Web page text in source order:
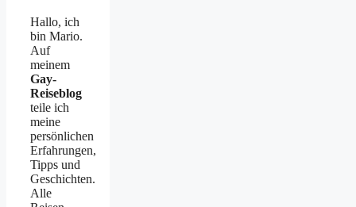
Hallo, ich
bin Mario.
Auf
meinem
Gay-
Reiseblog
teile ich
meine
persönlichen
Erfahrungen,
Tipps und
Geschichten.
Alle